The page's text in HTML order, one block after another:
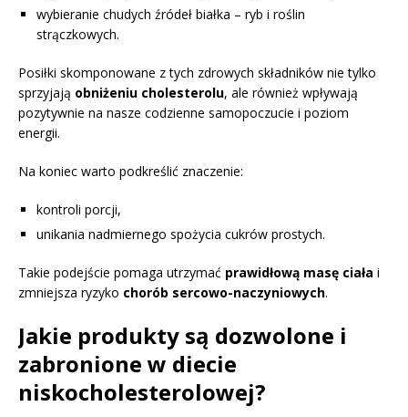
wybieranie chudych źródeł białka – ryb i roślin
strączkowych.
Posiłki skomponowane z tych zdrowych składników nie tylko
sprzyjają obniżeniu cholesterolu, ale również wpływają
pozytywnie na nasze codzienne samopoczucie i poziom
energii.
Na koniec warto podkreślić znaczenie:
kontroli porcji,
unikania nadmiernego spożycia cukrów prostych.
Takie podejście pomaga utrzymać prawidłową masę ciała i
zmniejsza ryzyko chorób sercowo-naczyniowych.
Jakie produkty są dozwolone i
zabronione w diecie
niskocholesterolowej?